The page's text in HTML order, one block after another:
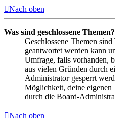
Nach oben
Was sind geschlossene Themen?
Geschlossene Themen
geantwortet werden kann
Umfrage, falls vorhanden,
aus vielen Gründen durch
Administrator gesperrt
Möglichkeit, deine eigenen
durch die Board-
Nach oben